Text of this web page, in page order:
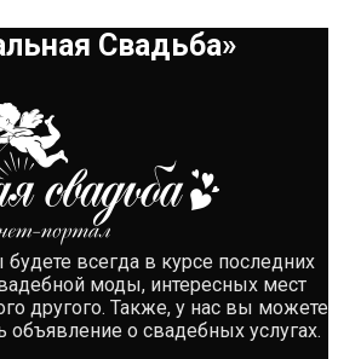
Свадьба»
всегда в курсе последних
моды, интересных мест
другого. Также, у нас вы можете
объявление о свадебных услугах.